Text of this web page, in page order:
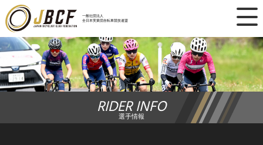
一般社団法人
全日本実業団自転車競技連盟
×
ニュース
レース日程
ランキング
RIDER INFO
選手情報